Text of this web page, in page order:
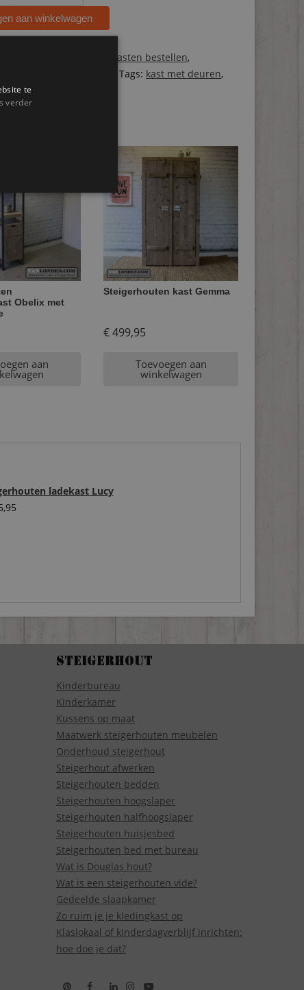
aan winkelwagen
Diverse steigerhouten kasten bestellen,
open kasten bestellen
Tags: kast met deuren,
,Steigerhout
Obelix met
aan
Steigerhouten kast Gemma
€499,95
Toevoegen aan
winkelwagen
ladekast Lucy
Steigerhout
Kinderbureau
Kinderkamer
Kussens op maat
Maatwerk steigerhouten meubelen
Onderhoud steigerhout
Steigerhout afwerken
Steigerhouten bedden
Steigerhouten hoogslaper
Steigerhouten halfhoogslaper
Steigerhouten huisjesbed
Steigerhouten bed met bureau
Wat is Douglas hout?
Wat is een steigerhouten vide?
Gedeelde slaapkamer
Zo ruim je je kledingkast op
Klaslokaal of kinderdagverblijf inrichten:
hoe doe je dat?
te
verder